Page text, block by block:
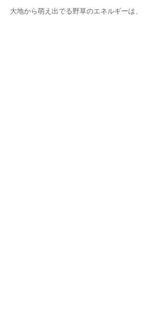
大地から萌え出でる野草のエネルギーは、